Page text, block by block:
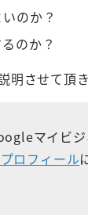
のか？
のか？
明させて頂き
マイビジ
ロフィール